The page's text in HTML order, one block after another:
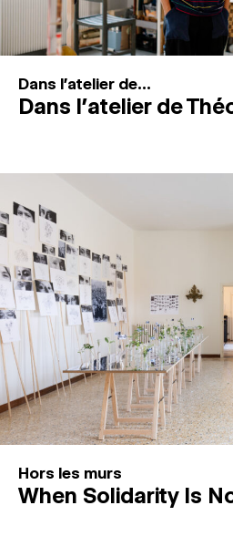
Dans l'atelier de...
Dans l’atelier de
Hors les murs
When Solidarity Is